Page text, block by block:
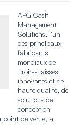
APG Cash
Management
Solutions, l’un
des principaux
fabricants
mondiaux de
tiroirs-caisses
innovants et de
haute qualité, de
solutions de
conception
de vente, a